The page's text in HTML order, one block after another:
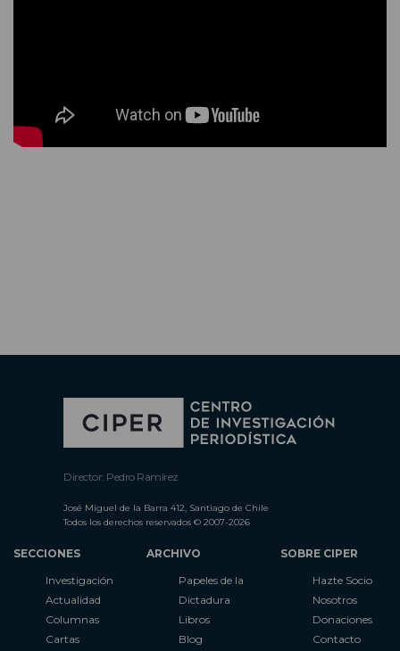
Director: Pedro Ramírez
José Miguel de la Barra 412, Santiago de Chile
Todos los derechos reservados © 2007-2026
SECCIONES
Investigación
Actualidad
Columnas
Cartas
ARCHIVO
Papeles de la
Dictadura
Libros
Blog
SOBRE CIPER
Hazte Socio
Nosotros
Donaciones
Contacto